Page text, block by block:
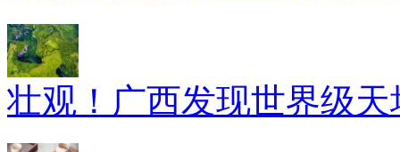
壮观！广西发现世界级